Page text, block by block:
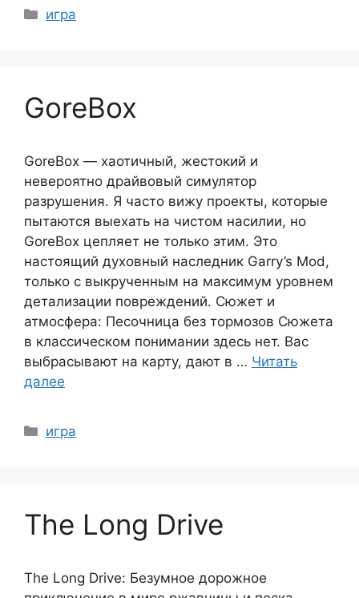
Рубрики
игра
GoreBox
GoreBox — хаотичный, жестокий и
невероятно драйвовый симулятор
разрушения. Я часто вижу проекты, которые
пытаются выехать на чистом насилии, но
GoreBox цепляет не только этим. Это
настоящий духовный наследник Garry’s Mod,
только с выкрученным на максимум уровнем
детализации повреждений. Сюжет и
атмосфера: Песочница без тормозов Сюжета
в классическом понимании здесь нет. Вас
выбрасывают на карту, дают в … Читать
далее
Рубрики
игра
The Long Drive
The Long Drive: Безумное дорожное